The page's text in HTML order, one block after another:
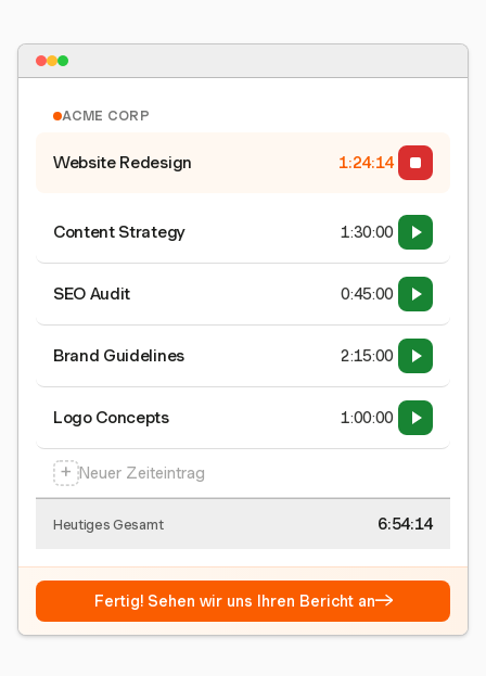
ACME CORP
Website Redesign 1:24:15
Content Strategy 1:30:00
SEO Audit 0:45:00
Brand Guidelines 2:15:00
Logo Concepts 1:00:00
+ Neuer Zeiteintrag
Heutiges Gesamt 6:54:15
Fertig! Sehen wir uns Ihren Bericht an→